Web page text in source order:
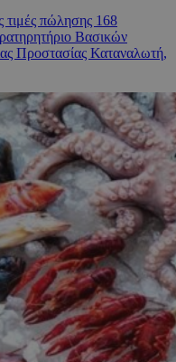
τιμές πώλησης 168
Βασικών
Προστασίας Καταναλωτή,